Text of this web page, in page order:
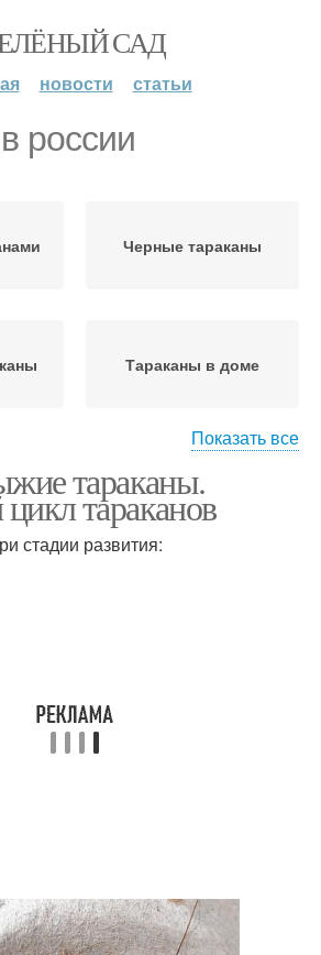
САД
новости статьи
россии
Черные тараканы
Тараканы в доме
Показать все
тараканы.
тараканов
стадии развития: